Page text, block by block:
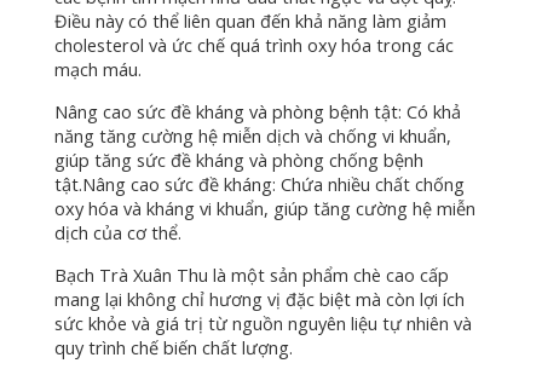
Điều này có thể liên quan đến khả năng làm giảm
cholesterol và ức chế quá trình oxy hóa trong các
mạch máu.
Nâng cao sức đề kháng và phòng bệnh tật: Có khả
năng tăng cường hệ miễn dịch và chống vi khuẩn,
giúp tăng sức đề kháng và phòng chống bệnh
tật.Nâng cao sức đề kháng: Chứa nhiều chất chống
oxy hóa và kháng vi khuẩn, giúp tăng cường hệ miễn
dịch của cơ thể.
Bạch Trà Xuân Thu là một sản phẩm chè cao cấp
mang lại không chỉ hương vị đặc biệt mà còn lợi ích
sức khỏe và giá trị từ nguồn nguyên liệu tự nhiên và
quy trình chế biến chất lượng.